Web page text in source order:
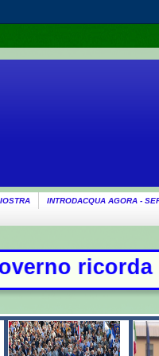
INTRODACQUA AGORA -